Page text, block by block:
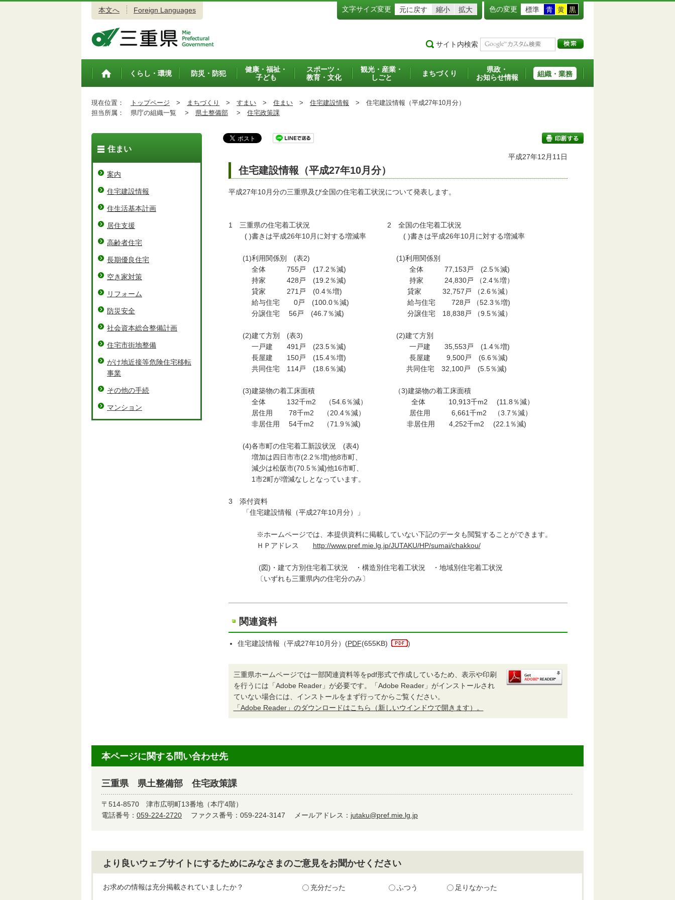
本文へ Foreign Languages 文字サイズ変更 元に戻す 縮小 拡大 色の変更 標準 青 黄 黒
サイト内検索
トップペ
くらし・環境 防災・防犯
健康・福祉・
子ども
スポーツ・
教育・文化
観光・産業・
しごと
まちづくり
県政・
お知らせ情報
組織・業務
現在位置： トップページ > まちづくり > すまい > 住まい > 住宅建設情報 > 住宅建設情報（平成27年10月分）
担当所属：
県庁の組織一覧 > 県土整備部 > 住宅政策課
印刷する
平成27年12月11日
住宅建設情報（平成27年10月分）
平成27年10月分の三重県及び全国の住宅着工状況について発表します。
1 三重県の住宅着工状況 2 全国の住宅着工状況
( )書きは平成26年10月に対する増減率 ( )書きは平成26年10月に対する増減率
(1)利用関係別 (表2) (1)利用関係別
全体 755戸 (17.2％減) 全体 77,153戸 (2.5％減)
持家 428戸 (19.2％減) 持家 24,830戸 （2.4％増）
貸家 271戸 (0.4％増) 貸家 32,757戸 （2.6％減）
給与住宅 0戸 (100.0％減) 給与住宅 728戸 （52.3％増)
分譲住宅 56戸 (46.7％減) 分譲住宅 18,838戸 （9.5％減）
(2)建て方別 (表3) (2)建て方別
一戸建 491戸 (23.5％減) 一戸建 35,553戸 (1.4％増)
長屋建 150戸 (15.4％増) 長屋建 9,500戸 (6.6％減)
共同住宅 114戸 (18.6％減) 共同住宅 32,100戸 (5.5％減)
(3)建築物の着工床面積 （3)建築物の着工床面積
全体 132千m2 （54.6％減） 全体 10,913千m2 (11.8％減）
居住用 78千m2 （20.4％減） 居住用 6,661千m2 （3.7％減）
非居住用 54千m2 （71.9％減) 非居住用 4,252千m2 (22.1％減)
(4)各市町の住宅着工新設状況 (表4)
増加は四日市市(2.2％増)他8市町、
減少は松阪市(70.5％減)他16市町、
1市2町が増減なしとなっています。
3 添付資料
「住宅建設情報（平成27年10月分）」
※ホームページでは、本提供資料に掲載していない下記のデータも閲覧することができます。
ＨＰアドレス http://www.pref.mie.lg.jp/JUTAKU/HP/sumai/chakkou/
(図)・建て方別住宅着工状況 ・構造別住宅着工状況 ・地域別住宅着工状況
〔いずれも三重県内の住宅分のみ〕
関連資料
住宅建設情報（平成27年10月分）(PDF(655KB) )
三重県ホームページでは一部関連資料等をpdf形式で作成しているため、表示や印刷
を行うには「Adobe Reader」が必要です。「Adobe Reader」がインストールされ
ていない場合には、インストールをまず行ってからご覧ください。
「Adobe Reader」のダウンロードはこちら（新しいウインドウで開きます）。
住まい
案内
住宅建設情報
住生活基本計画
居住支援
高齢者住宅
長期優良住宅
空き家対策
リフォーム
防災安全
社会資本総合整備計画
住宅市街地整備
がけ地近接等危険住宅移転
事業
その他の手続
マンション
本ページに関する問い合わせ先
三重県 県土整備部 住宅政策課
〒514-8570 津市広明町13番地（本庁4階）
電話番号： 059-224-2720 ファクス番号：059-224-3147 メールアドレス： jutaku@pref.mie.lg.jp
より良いウェブサイトにするためにみなさまのご意見をお聞かせください
お求めの情報は充分掲載されていましたか？ 充分だった ふつう 足りなかった